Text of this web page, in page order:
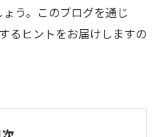
う。このブログを通じ
るヒントをお届けしますの